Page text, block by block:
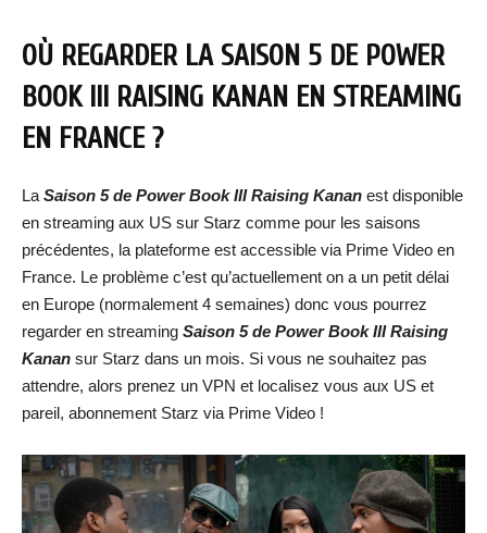
OÙ REGARDER LA SAISON 5 DE POWER
BOOK III RAISING KANAN EN STREAMING
EN FRANCE ?
La Saison 5 de Power Book III Raising Kanan est disponible
en streaming aux US sur Starz comme pour les saisons
précédentes, la plateforme est accessible via Prime Video en
France. Le problème c’est qu’actuellement on a un petit délai
en Europe (normalement 4 semaines) donc vous pourrez
regarder en streaming Saison 5 de Power Book III Raising
Kanan sur Starz dans un mois. Si vous ne souhaitez pas
attendre, alors prenez un VPN et localisez vous aux US et
pareil, abonnement Starz via Prime Video !